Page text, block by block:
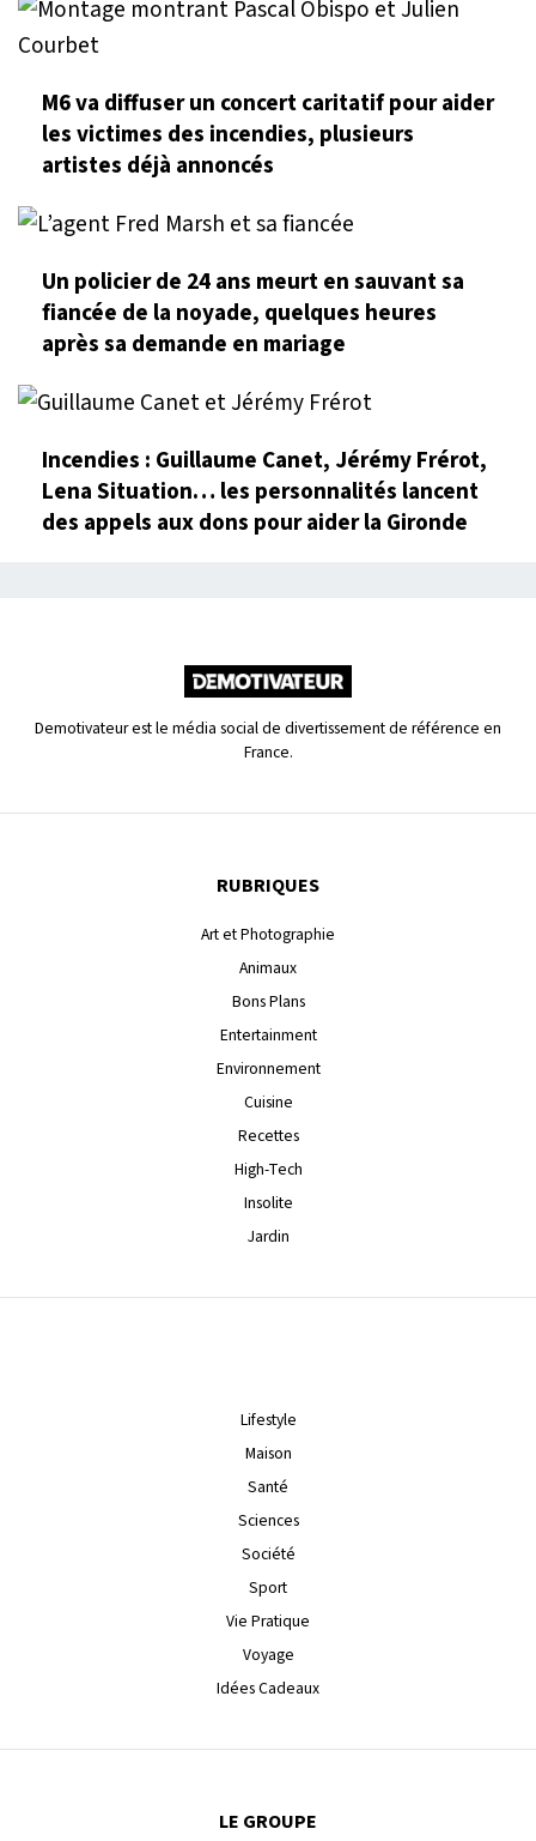
M6 va diffuser un concert caritatif pour aider
les victimes des incendies, plusieurs
artistes déjà annoncés
Un policier de 24 ans meurt en sauvant sa
fiancée de la noyade, quelques heures
après sa demande en mariage
Incendies : Guillaume Canet, Jérémy Frérot,
Lena Situation… les personnalités lancent
des appels aux dons pour aider la Gironde
Demotivateur est le média social de divertissement de référence en
France.
RUBRIQUES
Art et Photographie
Animaux
Bons Plans
Entertainment
Environnement
Cuisine
Recettes
High-Tech
Insolite
Jardin
Lifestyle
Maison
Santé
Sciences
Société
Sport
Vie Pratique
Voyage
Idées Cadeaux
LE GROUPE